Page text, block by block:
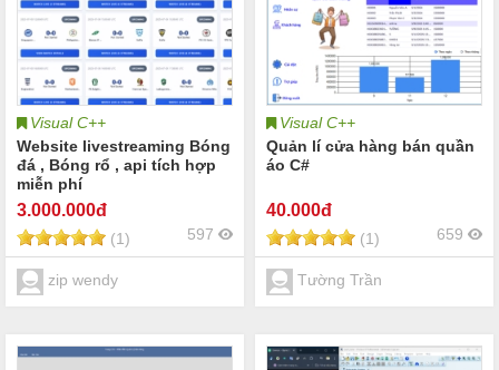
Visual C++
Website livestreaming Bóng
đá , Bóng rổ , api tích hợp
miễn phí
3.000.000đ
(1) 597
zip wendy
Visual C++
Quản lí cửa hàng bán quần
áo C#
40.000đ
(1) 659
Tường Trần